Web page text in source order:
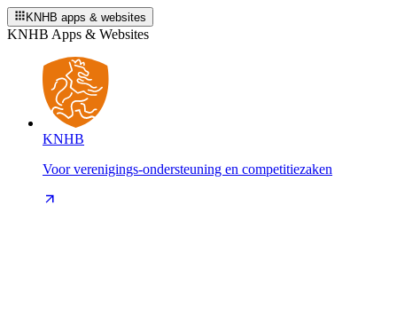
KNHB apps & websites
KNHB Apps & Websites
KNHB
Voor verenigings-ondersteuning en competitiezaken